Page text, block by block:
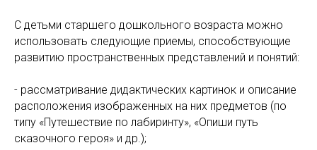
С детьми старшего дошкольного возраста можно
использовать следующие приемы, способствующие
развитию пространственных представлений и понятий:
- рассматривание дидактических картинок и описание
расположения изображенных на них предметов (по
типу «Путешествие по лабиринту», «Опиши путь
сказочного героя» и др.);